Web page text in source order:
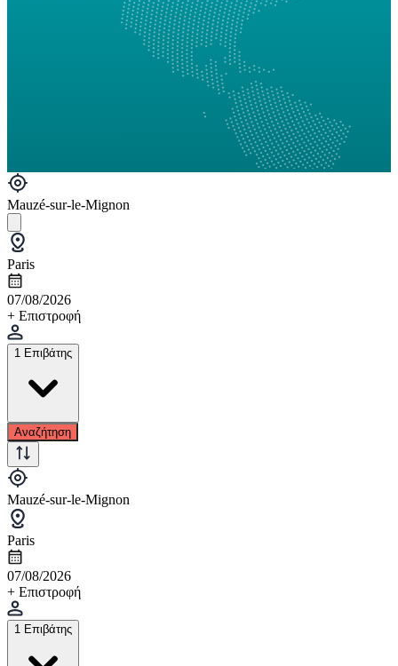
Mauzé-sur-le-Mignon
Paris
07/08/2026
+ Επιστροφή
1 Επιβάτης
Αναζήτηση
Mauzé-sur-le-Mignon
Paris
07/08/2026
+ Επιστροφή
1 Επιβάτης